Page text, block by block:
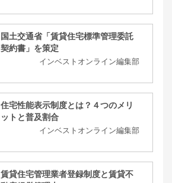
国土交通省「賃貸住宅標準管理委託
契約書」を策定
インベストオンライン編集部
住宅性能表示制度とは？４つのメリ
ットと普及割合
インベストオンライン編集部
賃貸住宅管理業者登録制度と賃貸不